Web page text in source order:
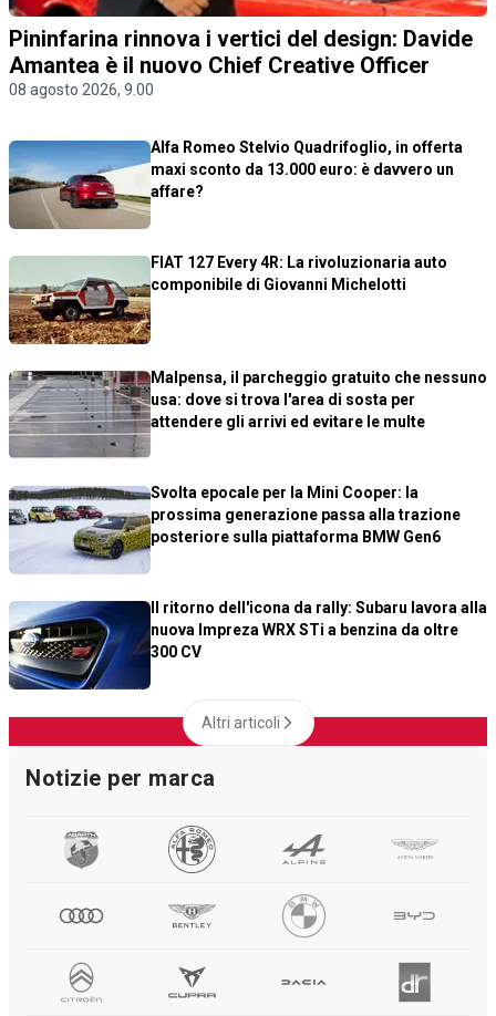
Pininfarina rinnova i vertici del design: Davide
Amantea è il nuovo Chief Creative Officer
08 agosto 2026, 9.00
Alfa Romeo Stelvio Quadrifoglio, in offerta
maxi sconto da 13.000 euro: è davvero un
affare?
FIAT 127 Every 4R: La rivoluzionaria auto
componibile di Giovanni Michelotti
Malpensa, il parcheggio gratuito che nessuno
usa: dove si trova l'area di sosta per
attendere gli arrivi ed evitare le multe
Svolta epocale per la Mini Cooper: la
prossima generazione passa alla trazione
posteriore sulla piattaforma BMW Gen6
Il ritorno dell'icona da rally: Subaru lavora alla
nuova Impreza WRX STi a benzina da oltre
300 CV
Altri articoli
Notizie per marca